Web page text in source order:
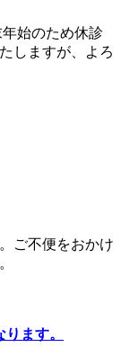
年始のため休診
しますが、よろ
ご不便をおかけ
ます。